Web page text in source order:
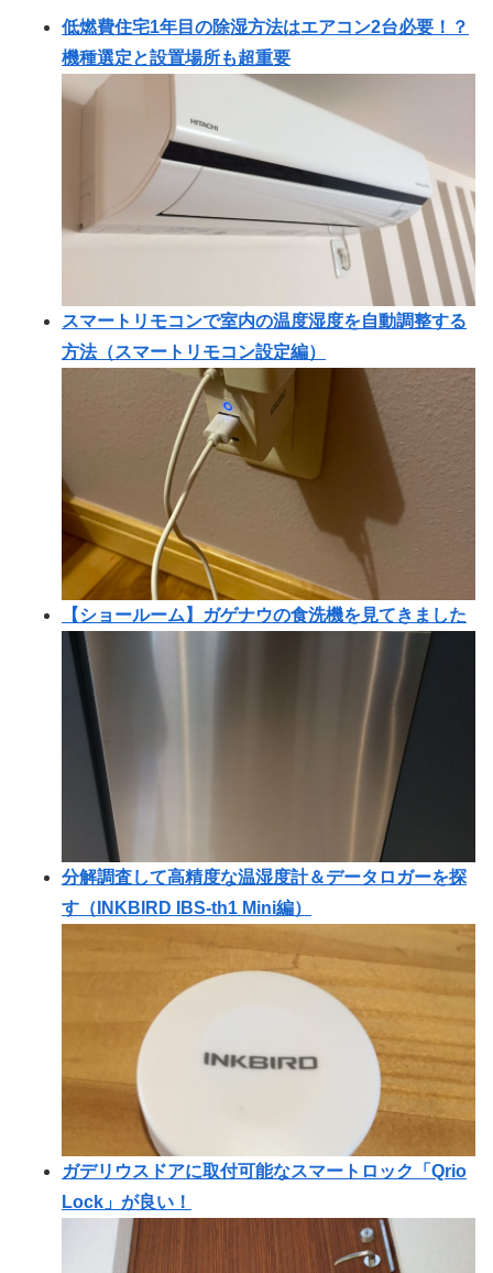
低燃費住宅1年目の除湿方法はエアコン2台必要！？
機種選定と設置場所も超重要
スマートリモコンで室内の温度湿度を自動調整する
方法（スマートリモコン設定編）
【ショールーム】ガゲナウの食洗機を見てきました
分解調査して高精度な温湿度計＆データロガーを探
す（INKBIRD IBS-th1 Mini編）
ガデリウスドアに取付可能なスマートロック「Qrio
Lock」が良い！